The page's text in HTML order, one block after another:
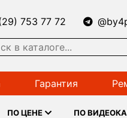
753 77 72
Гарантия
ПО ЦЕНЕ ПО